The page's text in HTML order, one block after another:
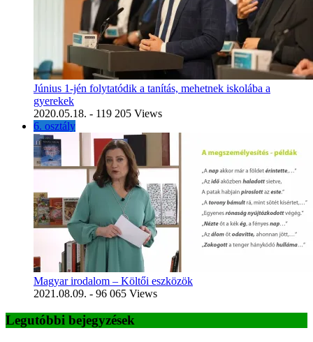
Június 1-jén folytatódik a tanítás, mehetnek iskolába a
gyerekek
2020.05.18. - 119 205 Views
6. osztály
Magyar irodalom – Költői eszközök
2021.08.09. - 96 065 Views
Legutóbbi bejegyzések